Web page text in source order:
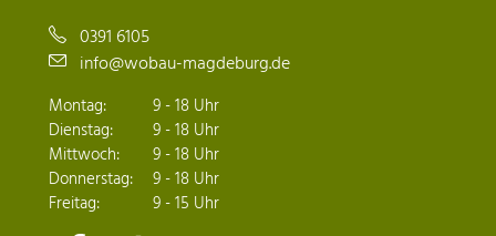
0391 6105
info@wobau-magdeburg.de
Montag:
9 - 18 Uhr
Dienstag:
9 - 18 Uhr
Mittwoch:
9 - 18 Uhr
Donnerstag:
9 - 18 Uhr
Freitag:
9 - 15 Uhr